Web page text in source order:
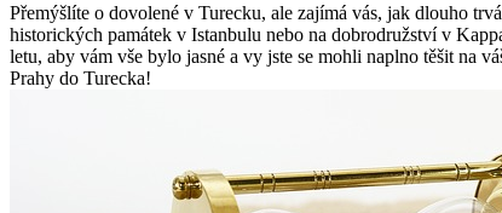
Přemýšlíte o dovolené v Turecku, ale zajímá vás, jak dlouho
historických památek v Istanbulu nebo na dobrodružství v
letu, aby vám vše bylo jasné a vy jste se mohli naplno těšit na
Prahy do Turecka!